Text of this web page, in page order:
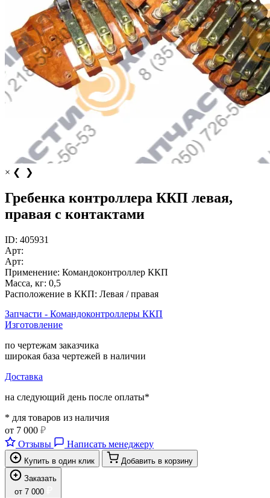
× ❮ ❯
Гребенка контроллера ККП левая,
правая с контактами
ID: 405931
Арт:
Арт:
Применение: Командоконтроллер ККП
Масса, кг: 0,5
Расположение в ККП: Левая / правая
Запчасти - Командоконтроллеры ККП
Изготовление
по чертежам заказчика
широкая база чертежей в наличии
Доставка
на следующий день после оплаты*
* для товаров из наличия
от 7 000 ₽
Отзывы
Написать менеджеру
Купить в один клик
Добавить в корзину
Заказать
от 7 000